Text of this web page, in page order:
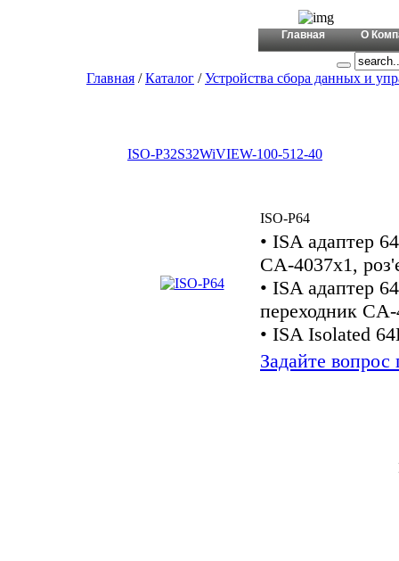
Главная О
Главная /Каталог /Устройства сбора данных и
ISO-P32S32WiVIEW-100-512-40
ISO-P64
• ISA адаптер
CA-4037x1,
• ISA адаптер
переходник
• ISA Isolated
Задайте вопрос